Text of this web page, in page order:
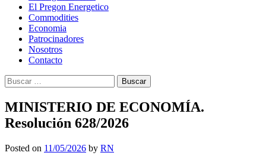
El Pregon Energetico
Commodities
Economia
Patrocinadores
Nosotros
Contacto
Buscar:
MINISTERIO DE ECONOMÍA.
Resolución 628/2026
Posted on 11/05/2026 by RN